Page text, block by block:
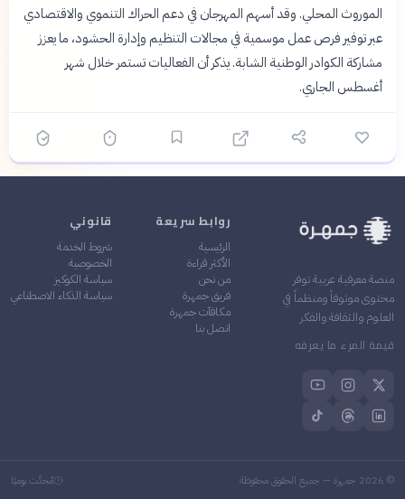
الموروث المحلي. وقد أسهم المهرجان في دعم الحراك التنموي والاقتصادي
عبر توفير فرص عمل موسمية في مجالات التنظيم وإدارة الحشود، ما يعزز
مشاركة الكوادر الوطنية الشابة. يذكر أن الفعاليات تستمر خلال شهر
أغسطس الجاري.
منصة معرفية عربية توفر
محتوى موثوقاً ومنظماً في
العلوم والثقافة والفكر
قيمة المرء ما يعرفه
روابط سريعة
الرئيسية
الأكثر قراءة
من نحن
فريق جمهرة
مكافآت جمهرة
اتصل بنا
قانوني
شروط الخدمة
الخصوصية
سياسة الكوكيز
سياسة الذكاء الاصطناعي
©
2026 جمهرة — جميع الحقوق محفوظة مُحدَّث يوميًا